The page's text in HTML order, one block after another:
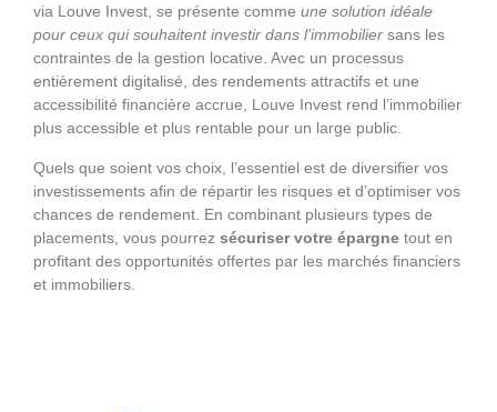
via Louve Invest, se présente comme une solution idéale
pour ceux qui souhaitent investir dans l’immobilier sans les
contraintes de la gestion locative. Avec un processus
entièrement digitalisé, des rendements attractifs et une
accessibilité financière accrue, Louve Invest rend l’immobilier
plus accessible et plus rentable pour un large public.
Quels que soient vos choix, l’essentiel est de diversifier vos
investissements afin de répartir les risques et d’optimiser vos
chances de rendement. En combinant plusieurs types de
placements, vous pourrez sécuriser votre épargne tout en
profitant des opportunités offertes par les marchés financiers
et immobiliers.